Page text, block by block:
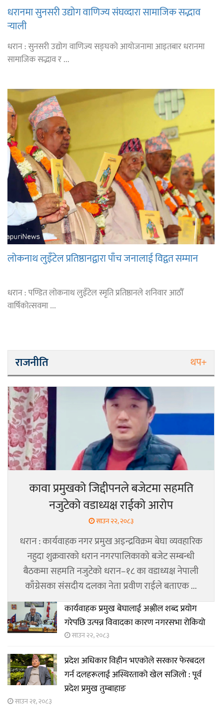
धरानमा सुनसरी उद्योग वाणिज्य संघव्दारा सामाजिक सद्भाव
र्‍याली
धरान : सुनसरी उद्योग वाणिज्य सङ्घको आयोजनामा आइतबार धरानमा
सामाजिक सद्भाव र ...
लोकनाथ लुइँटेल प्रतिष्ठानद्वारा पाँच जनालाई विद्वत सम्मान
धरान : पण्डित लोकनाथ लुइँटेल स्मृति प्रतिष्ठानले शनिवार आठौँ
वार्षिकोत्सवमा ...
राजनीति थप+
कावा प्रमुखको जिद्दीपनले बजेटमा सहमति
नजुटेको वडाध्यक्ष राईको आरोप
साउन २२, २०८३
धरान : कार्यवाहक नगर प्रमुख अइन्द्रविक्रम बेघा व्यवहारिक
नहुदा शुक्रवारको धरान नगरपालिकाको बजेट सम्बन्धी
बैठकमा सहमति नजुटेको धरान–१८ का वडाध्यक्ष नेपाली
काँग्रेसका संसदीय दलका नेता प्रवीण राईले बताएक ...
कार्यवाहक प्रमुख बेघालाई अश्लील शब्द प्रयोग
गरेपछि उत्पन्न विवादका कारण नगरसभा रोकियो
साउन २२, २०८३
प्रदेश अधिकार विहीन भएकोले सरकार फेरबदल
गर्न दलहरूलाई अस्थिरताको खेल सजिलो : पूर्व
प्रदेश प्रमुख तुम्बाहाङ
साउन २१, २०८३